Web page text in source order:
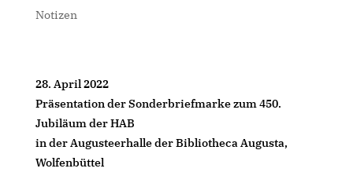
Notizen
28. April 2022
Präsentation der Sonderbriefmarke zum 450.
Jubiläum der HAB
in der Augusteerhalle der Bibliotheca Augusta,
Wolfenbüttel